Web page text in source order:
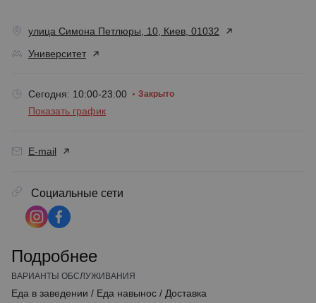
улица Симона Петлюры, 10, Киев, 01032
Университет
Сегодня: 10:00-23:00 Закрыто
Показать график
E-mail
Социальные сети
Подробнее
ВАРИАНТЫ ОБСЛУЖИВАНИЯ
Еда в заведении / Еда навынос / Доставка